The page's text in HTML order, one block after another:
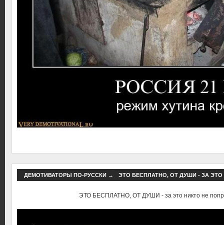
ДЕМОТИВАТОРЫ ПО-РУССКИ→ ЭТО БЕСПЛАТНО, ОТ ДУШИ - ЗА
ЭТО БЕСПЛАТНО, ОТ ДУШИ - за это никто не